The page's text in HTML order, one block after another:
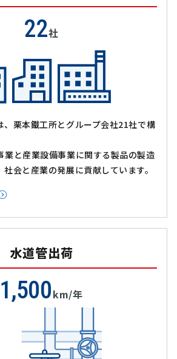
22社
、栗本鐵工所とグループ会社21社で構
業と産業設備事業に関する製品の製造
会と産業の発展に貢献しています。
水道管出荷
1,500km/年